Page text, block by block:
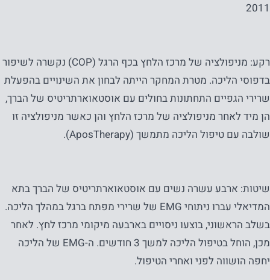
2011
רקע: מניפולציה של מרכז הלחץ בכף הרגל (COP) נקשרה לשיפור
בדפוסי הליכה. מטרת המחקר הייתה לבחון את השינויים בהפעלת
שרירי הגפיים התחתונות בחולים עם אוסטאוארתריטיס של הברך,
הן מיד לאחר מניפולציה של מרכז הלחץ והן כאשר מניפולציה זו
שולבה עם טיפול הליכה מתמשך (AposTherapy).
שיטות: ארבע עשרה נשים עם אוסטאוארתריטיס של הברך בתא
המדיאלי עברו ניתוחי EMG של שרירי מפתח ברגל במהלך הליכה.
בשלב הראשוני, בוצעו ניסויים בארבעה מיקומי מרכז לחץ. לאחר
מכן, הוחל בטיפול הליכה למשך 3 חודשים. ה-EMG של הליכה
יחפה הושווה לפני ואחרי הטיפול.